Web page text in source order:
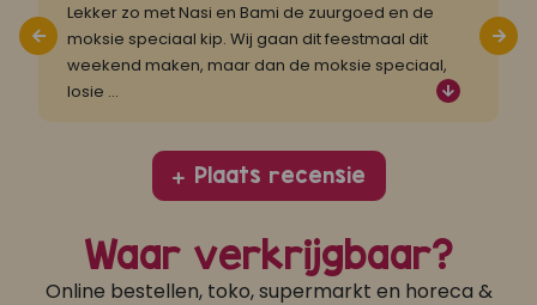
Lekker zo met Nasi en Bami de zuurgoed en de
moksie speciaal kip. Wij gaan dit feestmaal dit
weekend maken, maar dan de moksie speciaal,
losie ...
Plaats recensie
Waar verkrijgbaar?
Online bestellen, toko, supermarkt en horeca &